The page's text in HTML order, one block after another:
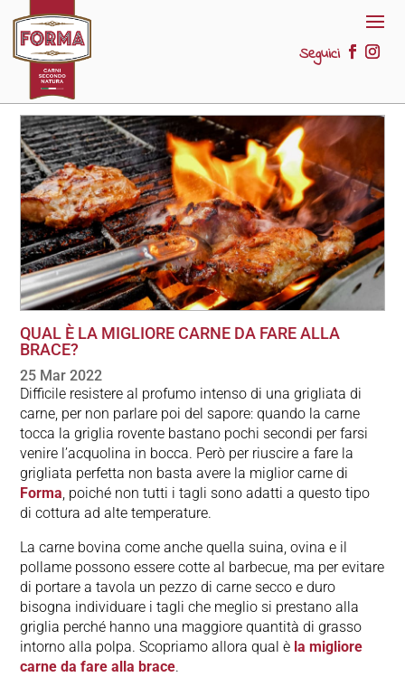
Seguici
QUAL È LA MIGLIORE CARNE DA FARE ALLA
BRACE?
25 Mar 2022
Difficile resistere al profumo intenso di una grigliata di
carne, per non parlare poi del sapore: quando la carne
tocca la griglia rovente bastano pochi secondi per farsi
venire l’acquolina in bocca. Però per riuscire a fare la
grigliata perfetta non basta avere la miglior carne di
Forma, poiché non tutti i tagli sono adatti a questo tipo
di cottura ad alte temperature.
La carne bovina come anche quella suina, ovina e il
pollame possono essere cotte al barbecue, ma per evitare
di portare a tavola un pezzo di carne secco e duro
bisogna individuare i tagli che meglio si prestano alla
griglia perché hanno una maggiore quantità di grasso
intorno alla polpa. Scopriamo allora qual è la migliore
carne da fare alla brace.